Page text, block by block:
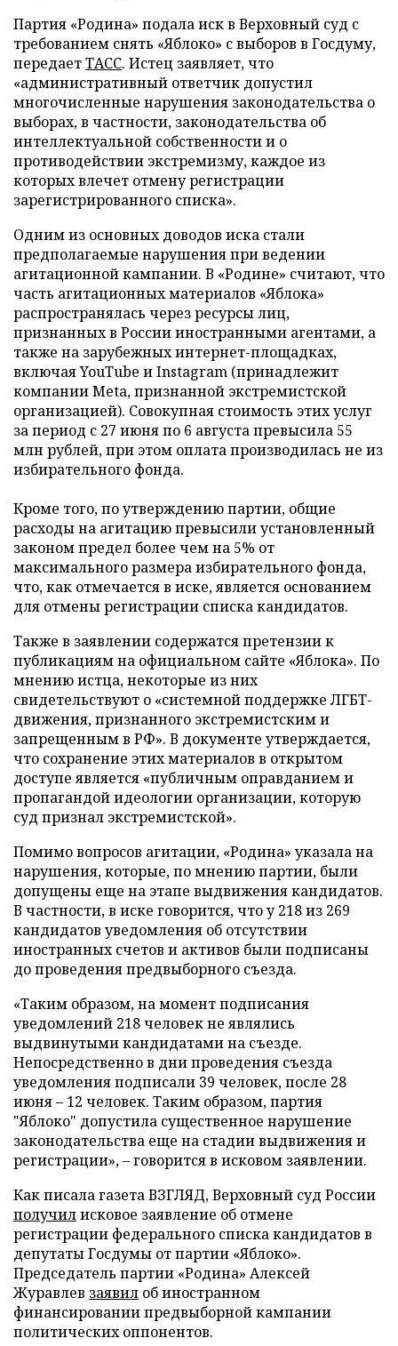
Партия «Родина» подала иск в Верховный суд с
требованием снять «Яблоко» с выборов в Госдуму,
передаетТАСС. Истец заявляет, что
«административный ответчик допустил
многочисленные нарушения законодательства о
выборах, в частности, законодательства об
интеллектуальной собственности и о
противодействии экстремизму, каждое из
которых влечет отмену регистрации
зарегистрированного списка».
Одним из основных доводов иска стали
предполагаемые нарушения при ведении
агитационной кампании. В «Родине» считают, что
часть агитационных материалов «Яблока»
распространялась через ресурсы лиц,
признанных в России иностранными агентами, а
также на зарубежных интернет-площадках,
включая YouTube и Instagram (принадлежит
компании Meta, признанной экстремистской
организацией). Совокупная стоимость этих услуг
за период с 27 июня по 6 августа превысила 55
млн рублей, при этом оплата производилась не из
избирательного фонда.
Кроме того, по утверждению партии, общие
расходы на агитацию превысили установленный
законом предел более чем на 5% от
максимального размера избирательного фонда,
что, как отмечается в иске, является основанием
для отмены регистрации списка кандидатов.
Также в заявлении содержатся претензии к
публикациям на официальном сайте «Яблока». По
мнению истца, некоторые из них
свидетельствуют о «системной поддержке ЛГБТ-
движения, признанного экстремистским и
запрещенным в РФ». В документе утверждается,
что сохранение этих материалов в открытом
доступе является «публичным оправданием и
пропагандой идеологии организации, которую
суд признал экстремистской».
Помимо вопросов агитации, «Родина» указала на
нарушения, которые, по мнению партии, были
допущены еще на этапе выдвижения кандидатов.
В частности, в иске говорится, что у 218 из 269
кандидатов уведомления об отсутствии
иностранных счетов и активов были подписаны
до проведения предвыборного съезда.
«Таким образом, на момент подписания
уведомлений 218 человек не являлись
выдвинутыми кандидатами на съезде.
Непосредственно в дни проведения съезда
уведомления подписали 39 человек, после 28
июня – 12 человек. Таким образом, партия
"Яблоко" допустила существенное нарушение
законодательства еще на стадии выдвижения и
регистрации», – говорится в исковом заявлении.
Как писала газета ВЗГЛЯД, Верховный суд России
получилисковое заявление об отмене
регистрации федерального списка кандидатов в
депутаты Госдумы от партии «Яблоко».
Председатель партии «Родина» Алексей
Журавлев заявил об иностранном
финансировании предвыборной кампании
политических оппонентов.